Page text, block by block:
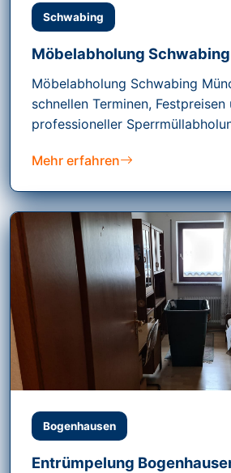
Schwabing
Möbelabholung Schwabing
Möbelabholung Schwabing
schnellen Terminen, Festpreisen
professioneller
Mehr erfahren
Bogenhausen
Entrümpelung